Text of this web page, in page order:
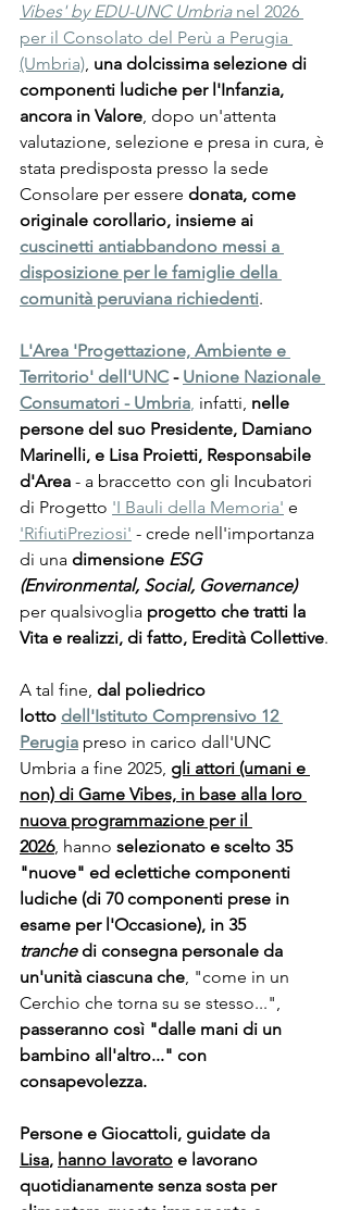
Vibes' by EDU-UNC Umbria nel 2026
per il Consolato del Perù a Perugia
(Umbria), una dolcissima selezione di
componenti ludiche per l'Infanzia,
ancora in Valore, dopo un'attenta
valutazione, selezione e presa in cura, è
stata predisposta presso la sede
Consolare per essere donata, come
originale corollario, insieme ai
cuscinetti antiabbandono messi a
disposizione per le famiglie della
comunità peruviana richiedenti.
L'Area 'Progettazione, Ambiente e
Territorio' dell'UNC - Unione Nazionale
Consumatori - Umbria, infatti, nelle
persone del suo Presidente, Damiano
Marinelli, e Lisa Proietti, Responsabile
d'Area - a braccetto con gli Incubatori
di Progetto 'I Bauli della Memoria' e
'RifiutiPreziosi' - crede nell'importanza
di una dimensione ESG
(Environmental, Social, Governance)
per qualsivoglia progetto che tratti la
Vita e realizzi, di fatto, Eredità Collettive.
A tal fine, dal poliedrico
lotto dell'Istituto Comprensivo 12
Perugia preso in carico dall'UNC
Umbria a fine 2025, gli attori (umani e
non) di Game Vibes, in base alla loro
nuova programmazione per il
2026, hanno selezionato e scelto 35
"nuove" ed eclettiche componenti
ludiche (di 70 componenti prese in
esame per l'Occasione), in 35
tranche di consegna personale da
un'unità ciascuna che, "come in un
Cerchio che torna su se stesso...",
passeranno così "dalle mani di un
bambino all'altro..." con
consapevolezza.
Persone e Giocattoli, guidate da
Lisa, hanno lavorato e lavorano
quotidianamente senza sosta per